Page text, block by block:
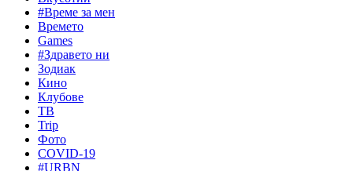
#Време за мен
Времето
Games
#Здравето ни
Зодиак
Кино
Клубове
ТВ
Trip
Фото
COVID-19
#URBN